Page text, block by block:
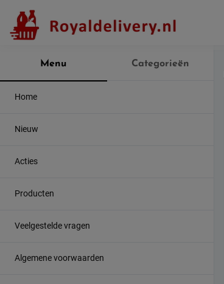
content
Menu Categorieën
Home
Nieuw
Acties
Producten
Veelgestelde vragen
Algemene voorwaarden